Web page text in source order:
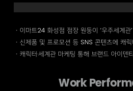
ㆍ이마트24 화성점 점장 원둥이 ‘우주세계관
ㆍ신제품 및 프로모션 등 SNS 콘텐츠에 캐
ㆍ캐릭터·세계관 마케팅 통해 브랜드 아이덴
Work